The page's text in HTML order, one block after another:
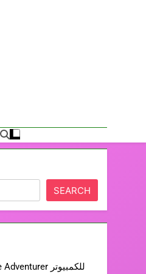
SEARCH